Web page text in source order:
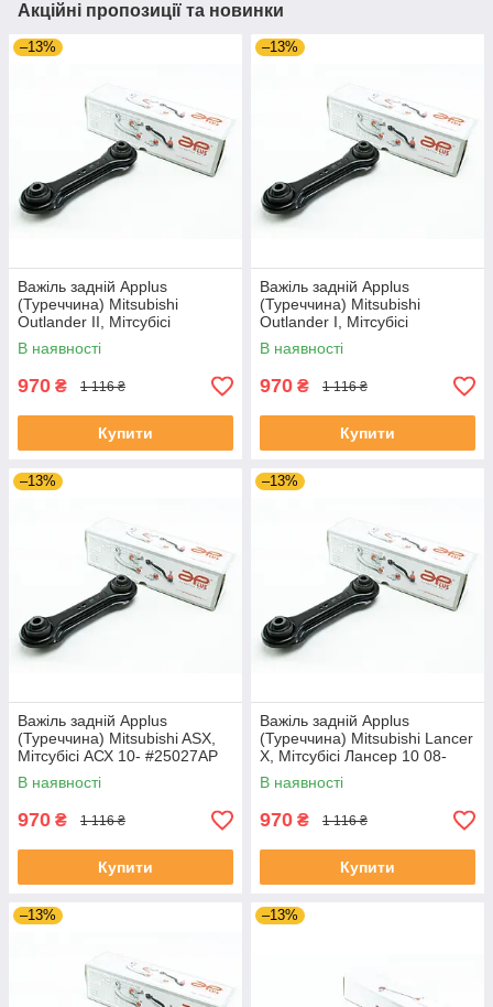
Акційні пропозиції та новинки
–13%
Важіль задній Applus
(Туреччина) Mitsubishi
Outlander II, Мітсубісі
Аутландер 2 06-12 #25027AP
UACOTZZ4
В наявності
970 ₴ 1 116 ₴
Купити
–13%
Важіль задній Applus
(Туреччина) Mitsubishi
Outlander I, Мітсубісі
Аутландер 1 01-07 #25027AP
UAGNNPM4
В наявності
970 ₴ 1 116 ₴
Купити
–13%
Важіль задній Applus
(Туреччина) Mitsubishi ASX,
Мітсубісі АСХ 10- #25027AP
UALEXAR4
В наявності
970 ₴ 1 116 ₴
Купити
–13%
Важіль задній Applus
(Туреччина) Mitsubishi Lancer
X, Мітсубісі Лансер 10 08-
#25027AP UAWROIX4
В наявності
970 ₴ 1 116 ₴
Купити
–13% –13%